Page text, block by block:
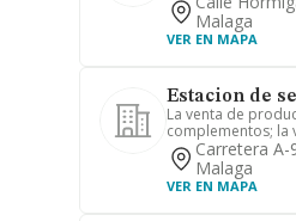
Malaga
VER EN MAPA
Estacion de
La venta de
complementos; la
Carretera
Malaga
VER EN MAPA